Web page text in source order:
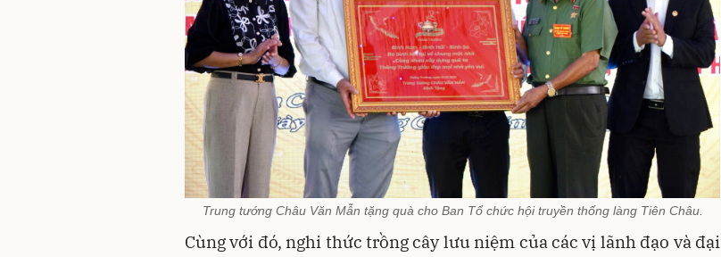
Trung tướng Châu Văn Mẫn tặng quà cho Ban Tổ chức hội truyền thống làng Tiên Châu.
Cùng với đó, nghi thức trồng cây lưu niệm của các vị lãnh đạo và đại